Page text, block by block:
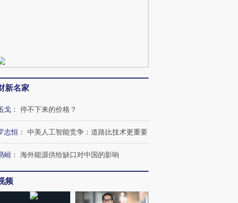
新名家
戈 ： 停不下来的价格？
志恒 ： 中美人工智能竞争：道路比技术更重要
峘 ： 海外能源供给缺口对中国的影响
频